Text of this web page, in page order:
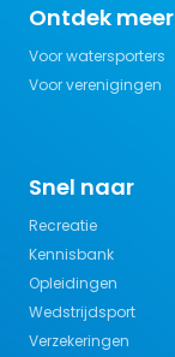
Ontdek meer
Voor watersporters
Voor verenigingen
Snel naar
Recreatie
Kennisbank
Opleidingen
Wedstrijdsport
Verzekeringen